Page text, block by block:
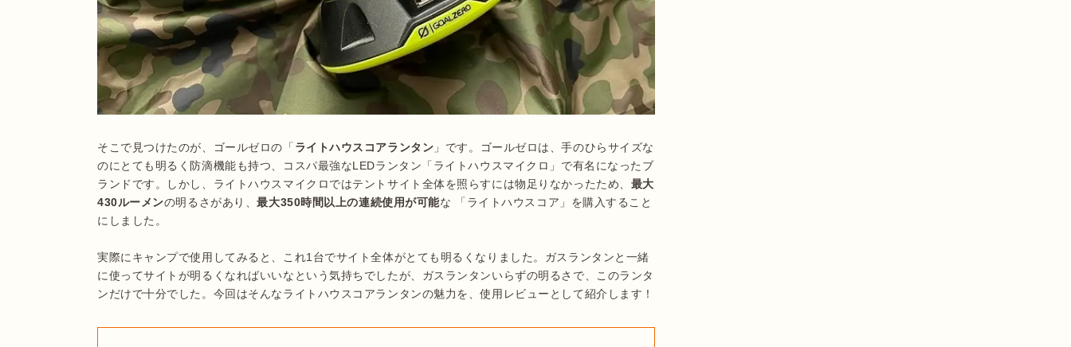
そこで見つけたのが、ゴールゼロの「 ライトハウスコアランタン 」です。ゴールゼロは、手のひらサイズな
のにとても明るく防滴機能も持つ、コスパ最強なLEDランタン「ライトハウスマイクロ」で有名になったブ
ランドです。しかし、ライトハウスマイクロではテントサイト全体を照らすには物足りなかったため、 最大
430ルーメンの明るさがあり、最大350時間以上の連続使用が可能な 「ライトハウスコア」を購入すること
にしました。
実際にキャンプで使用してみると、これ1台でサイト全体がとても明るくなりました。ガスランタンと一緒
に使ってサイトが明るくなればいいなという気持ちでしたが、ガスランタンいらずの明るさで、このランタ
ンだけで十分でした。今回はそんなライトハウスコアランタンの魅力を、使用レビューとして紹介します！